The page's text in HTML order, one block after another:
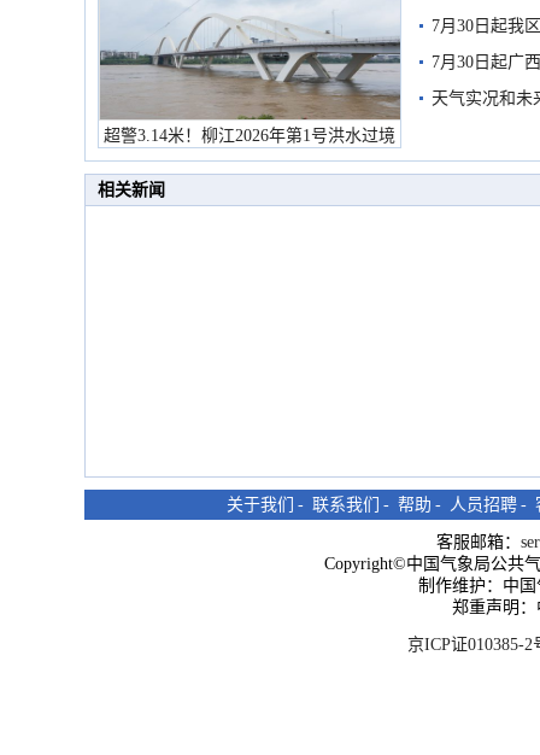
超警3.14米！柳江2026年第1号洪水过境
市民在堤岸见证汛况
7月30日起我
7月30日起广
天气实况和未
相关新闻
关于我们 - 联系我们 - 帮助 - 人员招聘 -
客服邮箱：
Copyright©中国气象局公共
制作维护：中
郑重声明
京ICP证010385-2